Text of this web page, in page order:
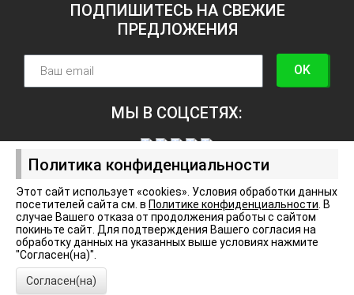
Политика конфиденциальности
Этот сайт использует «cookies». Условия обработки данных
посетителей сайта см. в Политике конфиденциальности . В
случае Вашего отказа от продолжения работы с сайтом
покиньте сайт. Для подтверждения Вашего согласия на
обработку данных на указанных выше условиях нажмите
"Согласен(на)".
Согласен(на)
ПОДПИШИТЕСЬ НА СВЕЖИЕ
ПРЕДЛОЖЕНИЯ
OK
МЫ В СОЦСЕТЯХ:
Политика конфиденциальности